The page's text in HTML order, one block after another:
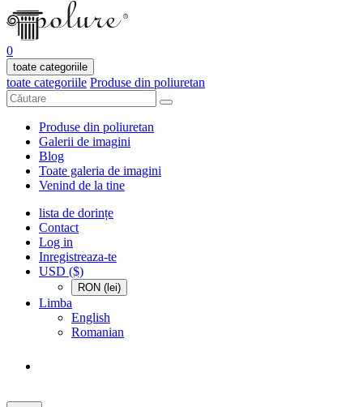
0
toate categoriile
toate categoriile Produse din poliuretan
Produse din poliuretan
Galerii de imagini
Blog
Toate galeria de imagini
Venind de la tine
lista de dorințe
Contact
Log in
Inregistreaza-te
USD ($)
RON (lei)
Limba
English
Romanian